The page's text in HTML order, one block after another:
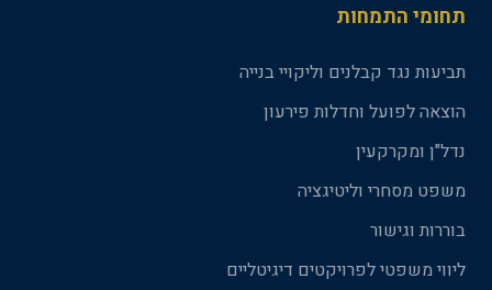
תחומי התמחות
תביעות נגד קבלנים וליקויי בנייה
הוצאה לפועל וחדלות פירעון
נדל"ן ומקרקעין
משפט מסחרי וליטיגציה
בוררות וגישור
ליווי משפטי לפרויקטים דיגיטליים